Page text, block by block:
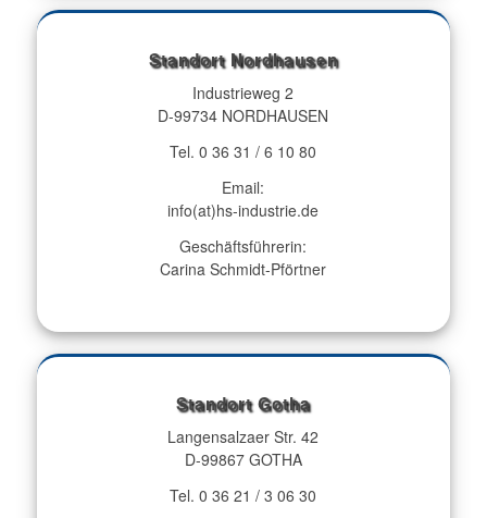
Standort Nordhausen
Industrieweg 2
D-99734 NORDHAUSEN
Tel. 0 36 31 / 6 10 80
Email:
info(at)hs-industrie.de
Geschäftsführerin:
Carina Schmidt-Pförtner
Standort Gotha
Langensalzaer Str. 42
D-99867 GOTHA
Tel. 0 36 21 / 3 06 30